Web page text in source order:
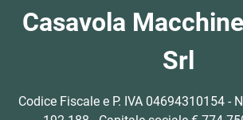
Casavola
Srl
Codice Fiscale e P. IVA 04694310154 -